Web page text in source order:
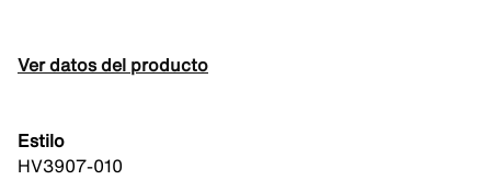
Ver datos del producto
Estilo
HV3907-010